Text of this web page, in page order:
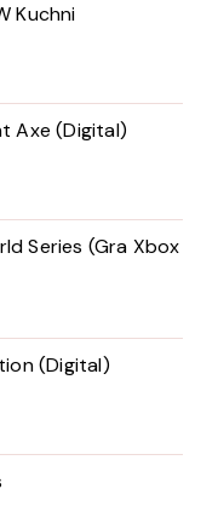
Kuchni
Axe (Digital)
Series (Gra Xbox
(Digital)